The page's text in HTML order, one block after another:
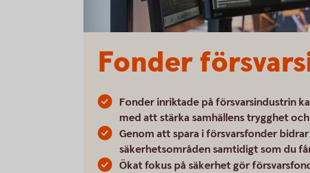
Fonder
Fonder inriktade på försvarsindustrin
med att stärka samhällens trygghet
Genom att spara i försvarsfonder
säkerhetsområden samtidigt som du
Ökat fokus på säkerhet gör